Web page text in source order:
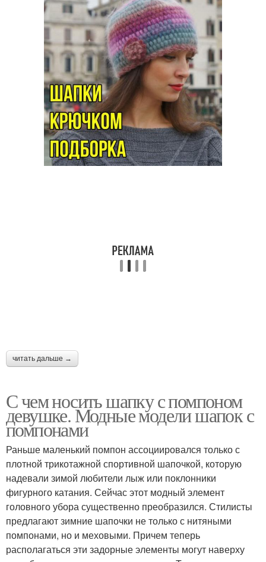
читать дальше →
С чем носить шапку с помпоном
девушке. Модные модели шапок с
помпонами
Раньше маленький помпон ассоциировался только с
плотной трикотажной спортивной шапочкой, которую
надевали зимой любители лыж или поклонники
фигурного катания. Сейчас этот модный элемент
головного убора существенно преобразился. Стилисты
предлагают зимние шапочки не только с нитяными
помпонами, но и меховыми. Причем теперь
располагаться эти задорные элементы могут наверху